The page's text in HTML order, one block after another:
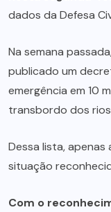
dados da Defesa
Na semana
publicado um
emergência em 10
transbordo dos
Dessa lista,
situação
Com o